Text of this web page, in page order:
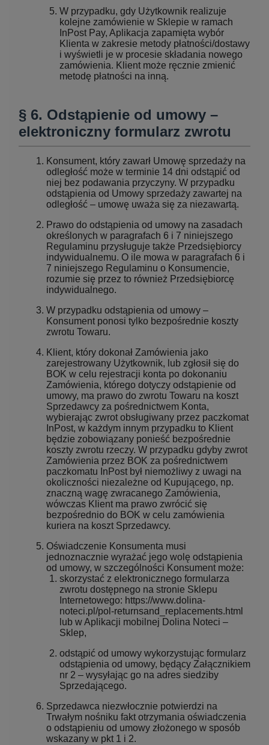
W przypadku, gdy Użytkownik realizuje
kolejne zamówienie w Sklepie w ramach
InPost Pay, Aplikacja zapamięta wybór
Klienta w zakresie metody płatności/dostawy
i wyświetli je w procesie składania nowego
zamówienia. Klient może ręcznie zmienić
metodę płatności na inną.
§ 6. Odstąpienie od umowy –
elektroniczny formularz zwrotu
Konsument, który zawarł Umowę sprzedaży na
odległość może w terminie 14 dni odstąpić od
niej bez podawania przyczyny. W przypadku
odstąpienia od Umowy sprzedaży zawartej na
odległość – umowę uważa się za niezawartą.
Prawo do odstąpienia od umowy na zasadach
określonych w paragrafach 6 i 7 niniejszego
Regulaminu przysługuje także Przedsiębiorcy
indywidualnemu. O ile mowa w paragrafach 6 i
7 niniejszego Regulaminu o Konsumencie,
rozumie się przez to również Przedsiębiorcę
indywidualnego.
W przypadku odstąpienia od umowy –
Konsument ponosi tylko bezpośrednie koszty
zwrotu Towaru.
Klient, który dokonał Zamówienia jako
zarejestrowany Użytkownik, lub zgłosił się do
BOK w celu rejestracji konta po dokonaniu
Zamówienia, którego dotyczy odstąpienie od
umowy, ma prawo do zwrotu Towaru na koszt
Sprzedawcy za pośrednictwem Konta,
wybierając zwrot obsługiwany przez paczkomat
InPost, w każdym innym przypadku to Klient
będzie zobowiązany ponieść bezpośrednie
koszty zwrotu rzeczy. W przypadku gdyby zwrot
Zamówienia przez BOK za pośrednictwem
paczkomatu InPost był niemożliwy z uwagi na
okoliczności niezależne od Kupującego, np.
znaczną wagę zwracanego Zamówienia,
wówczas Klient ma prawo zwrócić się
bezpośrednio do BOK w celu zamówienia
kuriera na koszt Sprzedawcy.
Oświadczenie Konsumenta musi
jednoznacznie wyrażać jego wolę odstąpienia
od umowy, w szczególności Konsument może:
skorzystać z elektronicznego formularza
zwrotu dostępnego na stronie Sklepu
Internetowego: https://www.dolina-
noteci.pl/pol-returnsand_replacements.html
lub w Aplikacji mobilnej Dolina Noteci –
Sklep,
odstąpić od umowy wykorzystując formularz
odstąpienia od umowy, będący Załącznikiem
nr 2 – wysyłając go na adres siedziby
Sprzedającego.
Sprzedawca niezwłocznie potwierdzi na
Trwałym nośniku fakt otrzymania oświadczenia
o odstąpieniu od umowy złożonego w sposób
wskazany w pkt 1 i 2.